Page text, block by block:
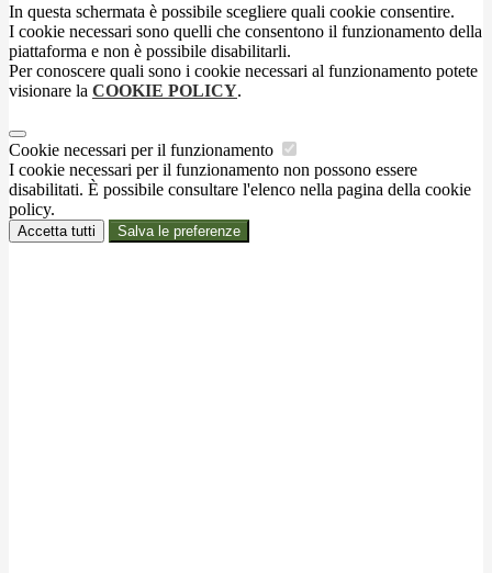
In questa schermata è possibile scegliere quali cookie consentire.
I cookie necessari sono quelli che consentono il funzionamento della
piattaforma e non è possibile disabilitarli.
Per conoscere quali sono i cookie necessari al funzionamento potete
visionare la COOKIE POLICY.
Cookie necessari per il funzionamento
I cookie necessari per il funzionamento non possono essere
disabilitati. È possibile consultare l'elenco nella pagina della cookie
policy.
Accetta tutti Salva le preferenze